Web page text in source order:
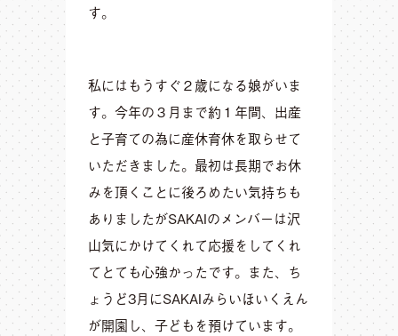
す。
私にはもうすぐ２歳になる娘がいま
す。今年の３月まで約１年間、出産
と子育ての為に産休育休を取らせて
いただきました。最初は長期でお休
みを頂くことに後ろめたい気持ちも
ありましたがSAKAIのメンバーは沢
山気にかけてくれて応援をしてくれ
てとても心強かったです。また、ち
ょうど3月にSAKAIみらいほいくえん
が開園し、子どもを預けています。